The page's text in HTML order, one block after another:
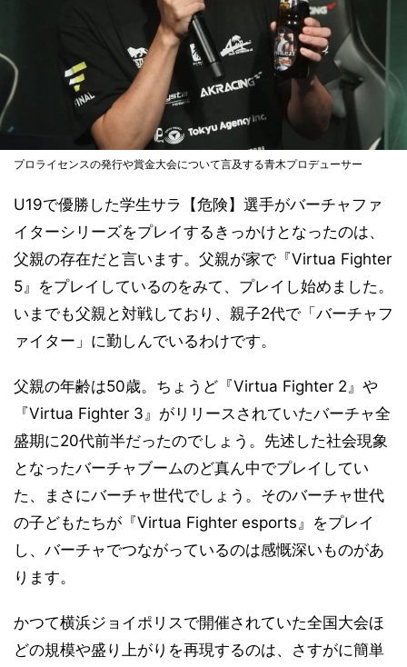
プロライセンスの発行や賞金大会について言及する青木プロデューサー
U19で優勝した学生サラ【危険】選手がバーチャファ
イターシリーズをプレイするきっかけとなったのは、
父親の存在だと言います。父親が家で『Virtua Fighter
5』をプレイしているのをみて、プレイし始めました。
いまでも父親と対戦しており、親子2代で「バーチャフ
ァイター」に勤しんでいるわけです。
父親の年齢は50歳。ちょうど『Virtua Fighter 2』や
『Virtua Fighter 3』がリリースされていたバーチャ全
盛期に20代前半だったのでしょう。先述した社会現象
となったバーチャブームのど真ん中でプレイしてい
た、まさにバーチャ世代でしょう。そのバーチャ世代
の子どもたちが『Virtua Fighter esports』をプレイ
し、バーチャでつながっているのは感慨深いものがあ
ります。
かつて横浜ジョイポリスで開催されていた全国大会ほ
どの規模や盛り上がりを再現するのは、さすがに簡単